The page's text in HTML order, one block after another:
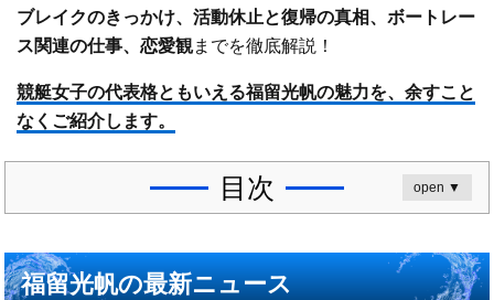
ブレイクのきっかけ、活動休止と復帰の真相、ボートレー
ス関連の仕事、恋愛観までを徹底解説！
競艇女子の代表格ともいえる福留光帆の魅力を、余すこと
なくご紹介します。
目次 open ▼
福留光帆の最新ニュース